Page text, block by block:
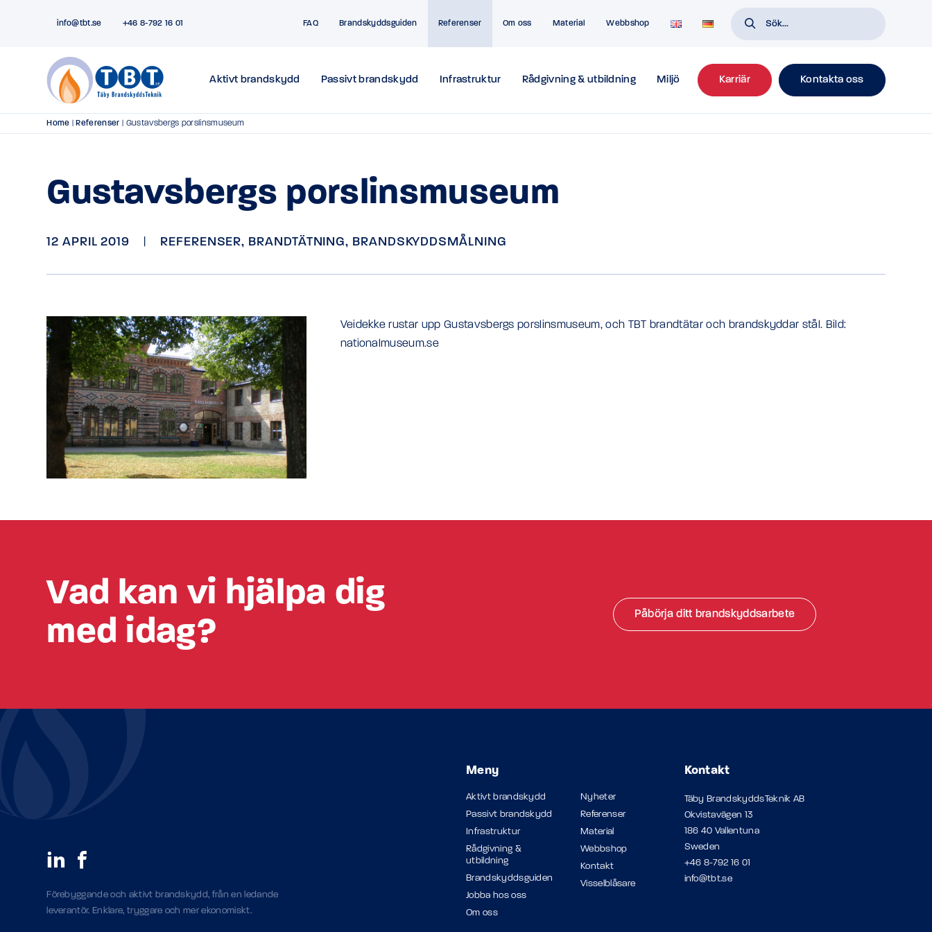
info@tbt.se +46 8-792 16 01 FAQ Brandskyddsguiden Referenser Om oss Material Webbshop
Aktivt brandskydd Passivt brandskydd Infrastruktur Rådgivning & utbildning Miljö Karriär Kontakta oss
Home Referenser Gustavsbergs porslinsmuseum
Gustavsbergs porslinsmuseum
12 APRIL 2019 REFERENSER, BRANDTÄTNING, BRANDSKYDDSMÅLNING
Veidekke rustar upp Gustavsbergs porslinsmuseum, och TBT brandtätar och brandskyddar stål. Bild:
nationalmuseum.se
Vad kan vi hjälpa dig
med idag?
Påbörja ditt brandskyddsarbete
Förebyggande och aktivt brandskydd, från en ledande
leverantör. Enklare, tryggare och mer ekonomiskt.
Meny
Aktivt brandskydd
Passivt brandskydd
Infrastruktur
Rådgivning &
utbildning
Brandskyddsguiden
Jobba hos oss
Om oss
Nyheter
Referenser
Material
Webbshop
Kontakt
Visselblåsare
Kontakt
Täby BrandskyddsTeknik AB
Okvistavägen 13
186 40 Vallentuna
Sweden
+46 8-792 16 01
info@tbt.se